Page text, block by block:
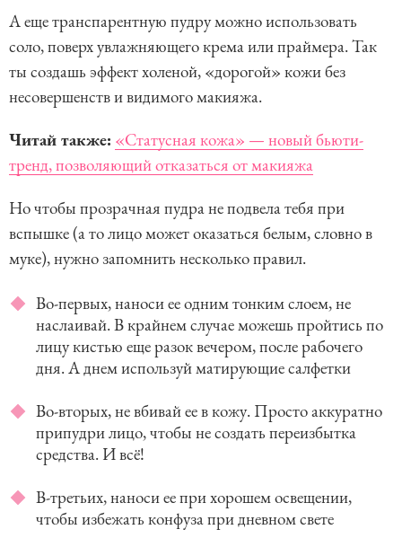
А еще транспарентную пудру можно использовать
соло, поверх увлажняющего крема или праймера. Так
ты создашь эффект холеной, «дорогой» кожи без
несовершенств и видимого макияжа.
Читай также: «Статусная кожа» — новый бьюти-
тренд, позволяющий отказаться от макияжа
Но чтобы прозрачная пудра не подвела тебя при
вспышке (а то лицо может оказаться белым, словно в
муке), нужно запомнить несколько правил.
Во-первых, наноси ее одним тонким слоем, не
наслаивай. В крайнем случае можешь пройтись по
лицу кистью еще разок вечером, после рабочего
дня. А днем используй матирующие салфетки
Во-вторых, не вбивай ее в кожу. Просто аккуратно
припудри лицо, чтобы не создать переизбытка
средства. И всё!
В-третьих, наноси ее при хорошем освещении,
чтобы избежать конфуза при дневном свете